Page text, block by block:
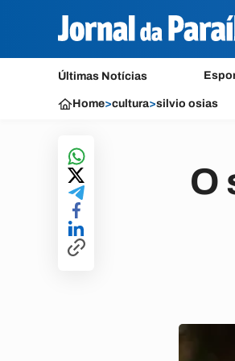
Últimas Notícias
Home>cultura>silvio osias
O